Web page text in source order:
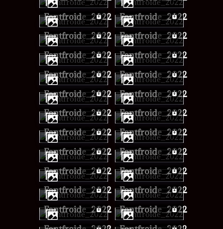
Fontfroide_2022
Fontfroide_2022
Fontfroide_2022
Fontfroide_2022
Fontfroide_2022
Fontfroide_2022
Fontfroide_2022
Fontfroide_2022
Fontfroide_2022
Fontfroide_2022
Fontfroide_2022
Fontfroide_2022
Fontfroide_2022
Fontfroide_2022
Fontfroide_2022
Fontfroide_2022
Fontfroide_2022
Fontfroide_2022
Fontfroide_2022
Fontfroide_2022
Fontfroide_2022
Fontfroide_2022